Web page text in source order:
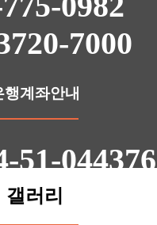
7000
행계좌안내
51-044376
| 예금주 김상율
갤러리